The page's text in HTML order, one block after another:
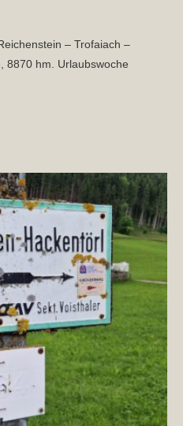
– Trofaiach –
8870 hm. Urlaubswoche